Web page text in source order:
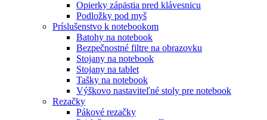
Opierky zápästia pred klávesnicu
Podložky pod myš
Príslušenstvo k notebookom
Batohy na notebook
Bezpečnostné filtre na obrazovku
Stojany na notebook
Stojany na tablet
Tašky na notebook
Výškovo nastaviteľné stoly pre notebook
Rezačky
Pákové rezačky